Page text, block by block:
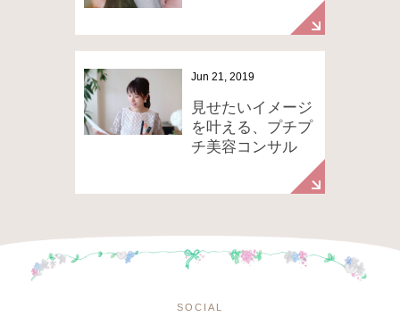
Jun 21, 2019
見せたいイメージ
を叶える、プチプ
チ美容コンサル
SOCIAL